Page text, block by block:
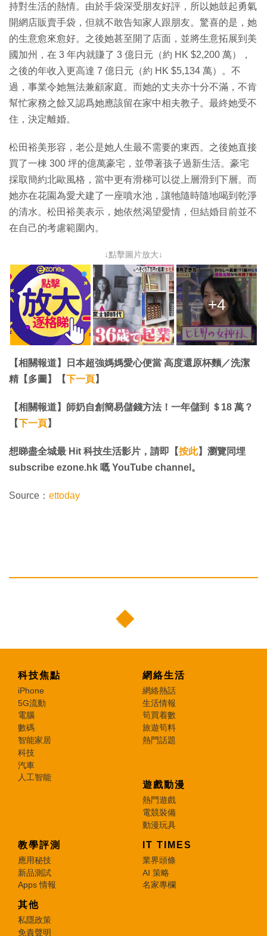
持對生活的熱情。由於手袋深受朋友好評，所以她鼓起勇氣
開網店販賣手袋，但就不敢告知家人跟朋友。驚喜的是，她
的生意愈來愈好。之後她甚至開了店面，並將生意拓展到美
國加州，在 3 年内就賺了 3 億日元（約 HK $2,200 萬），
之後的年收入更高達 7 億日元（約 HK $5,134 萬）。不
過，事業令她無法兼顧家庭。而她的丈夫亦十分不滿，不肯
幫忙家務之餘又認爲她應該留在家中相夫教子。最終她受不
住，決定離婚。
松田裕美形容，老公是她人生最不需要的東西。之後她直接
買了一棟 300 坪的億萬豪宅，並帶著孩子過新生活。豪宅
採取簡約北歐風格，當中更有滑梯可以從上層滑到下層。而
她亦在花園為愛犬建了一座噴水池，讓牠隨時隨地喝到乾淨
的清水。松田裕美表示，她依然渴望愛情，但結婚目前並不
在自己的考慮範圍內。
↓點擊圖片放大↓
+4
【相關報道】日本超強媽媽愛心便當 高度還原杯麵／洗潔
精【多圖】【下一頁】
【相關報道】師奶自創簡易儲錢方法！一年儲到 ＄18 萬？
【下一頁】
想睇盡全城最 Hit 科技生活影片，請即【按此】瀏覽同埋
subscribe ezone.hk 嘅 YouTube channel。
Source： ettoday
科技焦點
iPhone
5G流動
電腦
數碼
智能家居
科技
汽車
人工智能
網絡生活
網絡熱話
生活情報
筍買着數
旅遊筍料
熱門話題
遊戲動漫
熱門遊戲
電競裝備
動漫玩具
教學評測
應用秘技
新品測試
Apps 情報
IT TIMES
業界頭條
AI 策略
名家專欄
其他
私隱政策
免責聲明